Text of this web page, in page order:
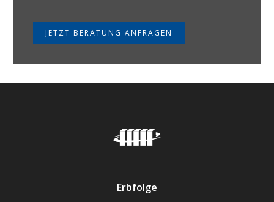
JETZT BERATUNG ANFRAGEN
Erbfolge